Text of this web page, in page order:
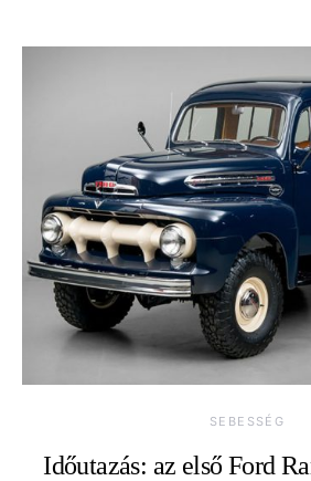
SEBESSÉG
Időutazás: az első Ford